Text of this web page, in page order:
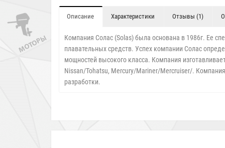
Описание Характеристики Отзывы (1)
Компания Солас (Solas) была основана в 1986г. Ее
плавательных средств. Успех компании Солас
мощностей высокого класса. Компания
Nissan/Tohatsu, Mercury/Mariner/Mercruiser/.
разработки.